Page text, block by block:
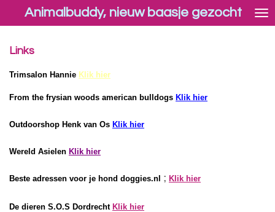
direct
de
Animalbuddy, nieuw baasje gezocht
Links
Trimsalon Hannie Klik hier
From the frysian woods american bulldogs Klik hier
Outdoorshop Henk van Os Klik hier
Wereld Asielen Klik hier
Beste adressen voor je hond doggies.nl ; Klik hier
De dieren S.O.S Dordrecht Klik hier